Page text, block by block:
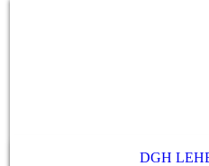
DGH